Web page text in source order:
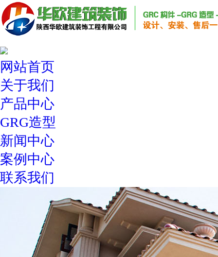
网站首页
关于我们
产品中心
GRG造型
新闻中心
案例中心
联系我们